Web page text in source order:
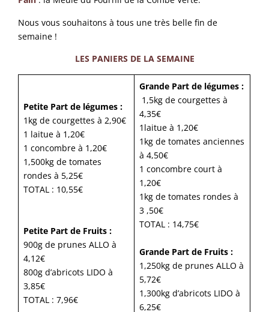
Nous vous souhaitons à tous une très belle fin de
semaine !
LES PANIERS DE LA SEMAINE
Petite Part de légumes :
1kg de courgettes à 2,90€
1 laitue à 1,20€
1 concombre à 1,20€
1,500kg de tomates
rondes à 5,25€
TOTAL : 10,55€
Petite Part de Fruits :
900g de prunes ALLO à
4,12€
800g d’abricots LIDO à
3,85€
TOTAL : 7,96€
Grande Part de légumes :
1,5kg de courgettes à
4,35€
1laitue à 1,20€
1kg de tomates anciennes
à 4,50€
1 concombre court à
1,20€
1kg de tomates rondes à
3 ,50€
TOTAL : 14,75€
Grande Part de Fruits :
1,250kg de prunes ALLO à
5,72€
1,300kg d’abricots LIDO à
6,25€